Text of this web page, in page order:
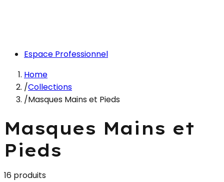
Espace Professionnel
Home
/Collections
/Masques Mains et Pieds
Masques Mains et
Pieds
16 produits